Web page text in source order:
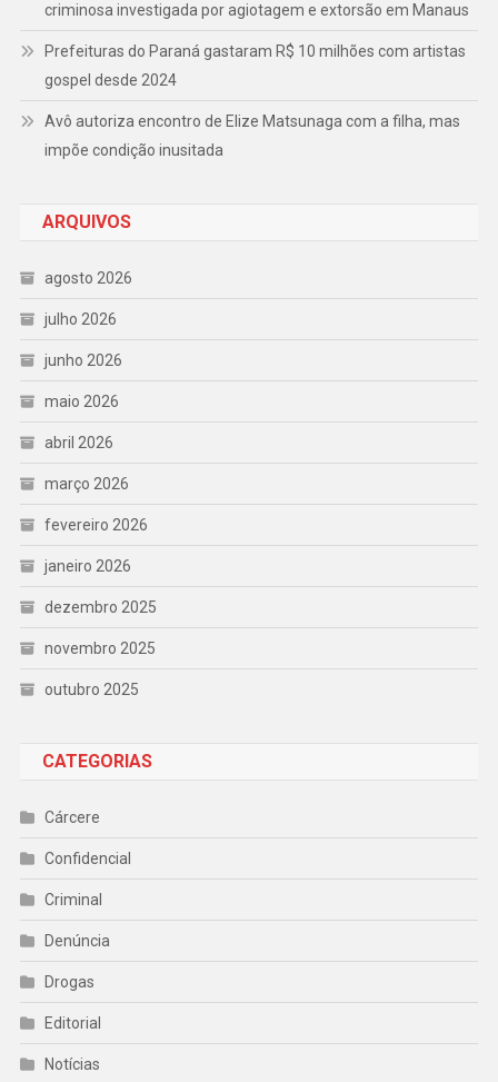
criminosa investigada por agiotagem e extorsão em Manaus
Prefeituras do Paraná gastaram R$ 10 milhões com artistas
gospel desde 2024
Avô autoriza encontro de Elize Matsunaga com a filha, mas
impõe condição inusitada
ARQUIVOS
agosto 2026
julho 2026
junho 2026
maio 2026
abril 2026
março 2026
fevereiro 2026
janeiro 2026
dezembro 2025
novembro 2025
outubro 2025
CATEGORIAS
Cárcere
Confidencial
Criminal
Denúncia
Drogas
Editorial
Notícias